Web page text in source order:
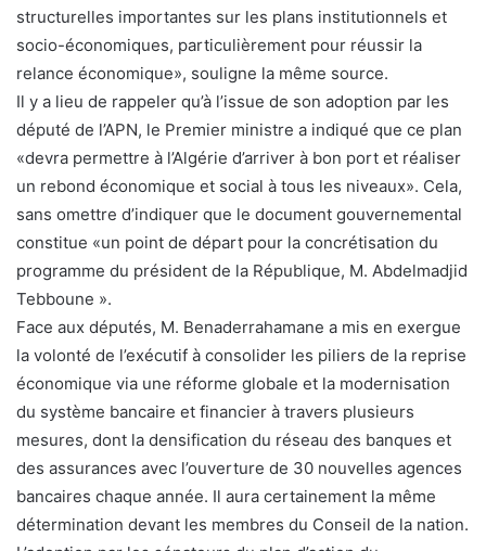
structurelles importantes sur les plans institutionnels et
socio-économiques, particulièrement pour réussir la
relance économique», souligne la même source.
Il y a lieu de rappeler qu’à l’issue de son adoption par les
député de l’APN, le Premier ministre a indiqué que ce plan
«devra permettre à l’Algérie d’arriver à bon port et réaliser
un rebond économique et social à tous les niveaux». Cela,
sans omettre d’indiquer que le document gouvernemental
constitue «un point de départ pour la concrétisation du
programme du président de la République, M. Abdelmadjid
Tebboune ».
Face aux députés, M. Benaderrahamane a mis en exergue
la volonté de l’exécutif à consolider les piliers de la reprise
économique via une réforme globale et la modernisation
du système bancaire et financier à travers plusieurs
mesures, dont la densification du réseau des banques et
des assurances avec l’ouverture de 30 nouvelles agences
bancaires chaque année. Il aura certainement la même
détermination devant les membres du Conseil de la nation.